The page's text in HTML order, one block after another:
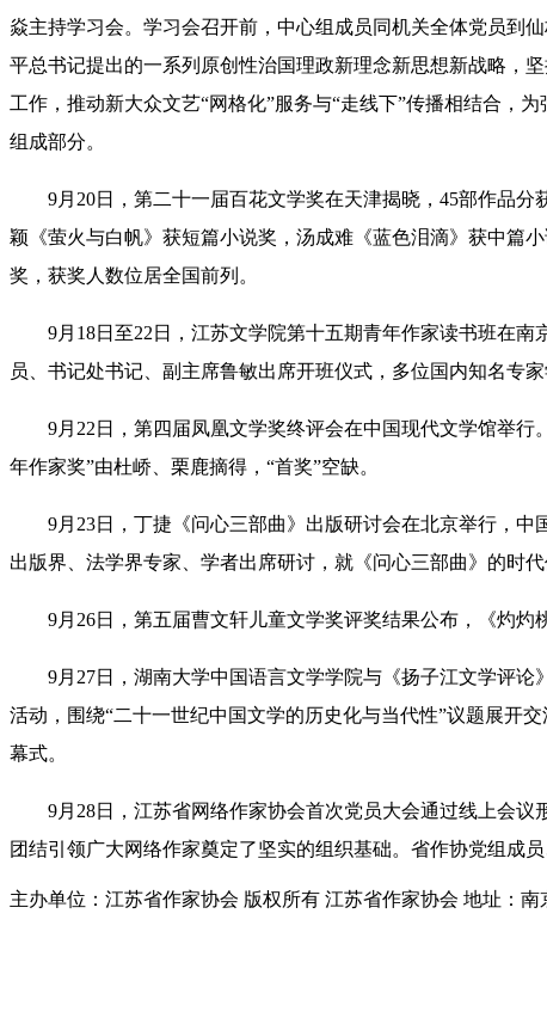
焱主持学习会。学习会召开前，中心组成员同机关全体党员到
平总书记提出的一系列原创性治国理政新理念新思想新战略，坚
工作，推动新大众文艺“网格化”服务与“走线下”传播相结合，
组成部分。
9月20日，第二十一届百花文学奖在天津揭晓，45部作品
颖《萤火与白帆》获短篇小说奖，汤成难《蓝色泪滴》获中篇
奖，获奖人数位居全国前列。
9月18日 至22日，江苏文学院第十五期青年作家读书班在
员、书记处书记、副主席鲁敏出席开班仪式 ， 多位国内知名专
9月22日，第四届凤凰文学奖终评会在中国现代文学馆举
年作家奖”由杜峤、栗鹿摘得，“首奖”空缺。
9月23日， 丁捷 《问心三部曲》出版研讨会在北京举行， 中
出版界、法学界专家
学者出席研讨，就 《问心三部曲》 的时
9月26日， 第五届曹文轩儿童文学奖评奖结果公布 ， 《灼灼
9月27日，湖南大学中国语言文学学院与《扬子江文学评
活动，围绕“二十一世纪中国文学的历史化与当代性”议题展开
幕式。
9月28日，江苏省网络作家协会首次党员大会通过线上会
团结引领广大网络作家奠定了坚实的组织基础。省作协党组成
主办单位：江苏省作家协会 版权所有 江苏省作家协会 地址：南